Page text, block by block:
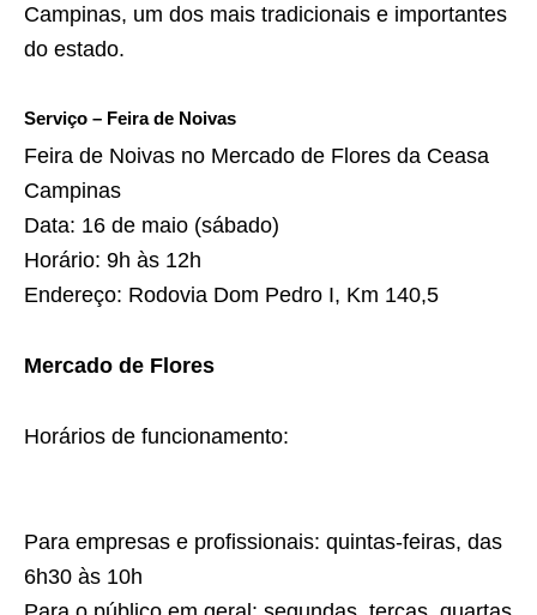
Campinas, um dos mais tradicionais e importantes
do estado.
Serviço – Feira de Noivas
Feira de Noivas no Mercado de Flores da Ceasa
Campinas
Data: 16 de maio (sábado)
Horário: 9h às 12h
Endereço: Rodovia Dom Pedro I, Km 140,5
Mercado de Flores
Horários de funcionamento:
Para empresas e profissionais: quintas-feiras, das
6h30 às 10h